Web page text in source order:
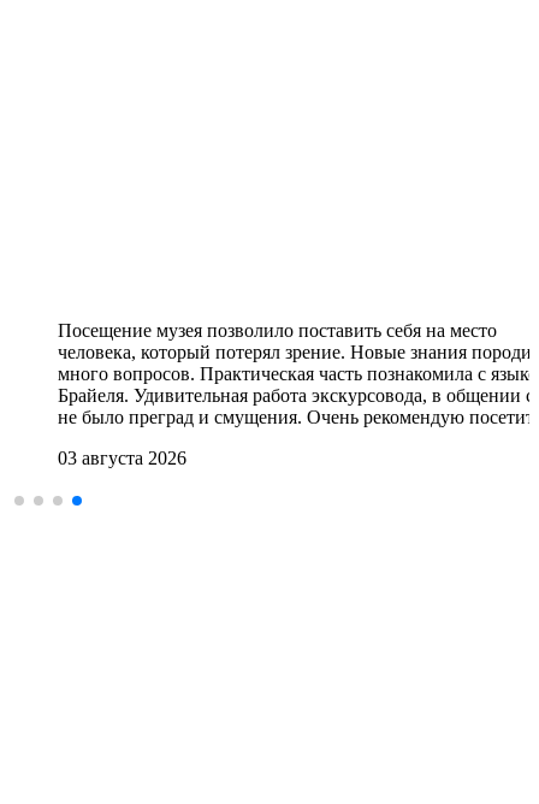
Посещение музея позволило поставить себя на место
человека, который потерял зрение. Новые знания
много вопросов. Практическая часть познакомила с
Брайеля. Удивительная работа экскурсовода, в общении
не было преград и смущения. Очень рекомендую
03 августа 2026